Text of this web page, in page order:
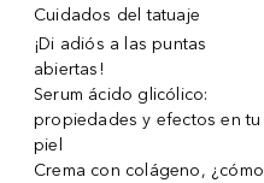
Cuidados del tatuaje
¡Di adiós a las puntas
abiertas!
Serum ácido glicólico:
propiedades y efectos en tu
piel
Crema con colágeno, ¿cómo